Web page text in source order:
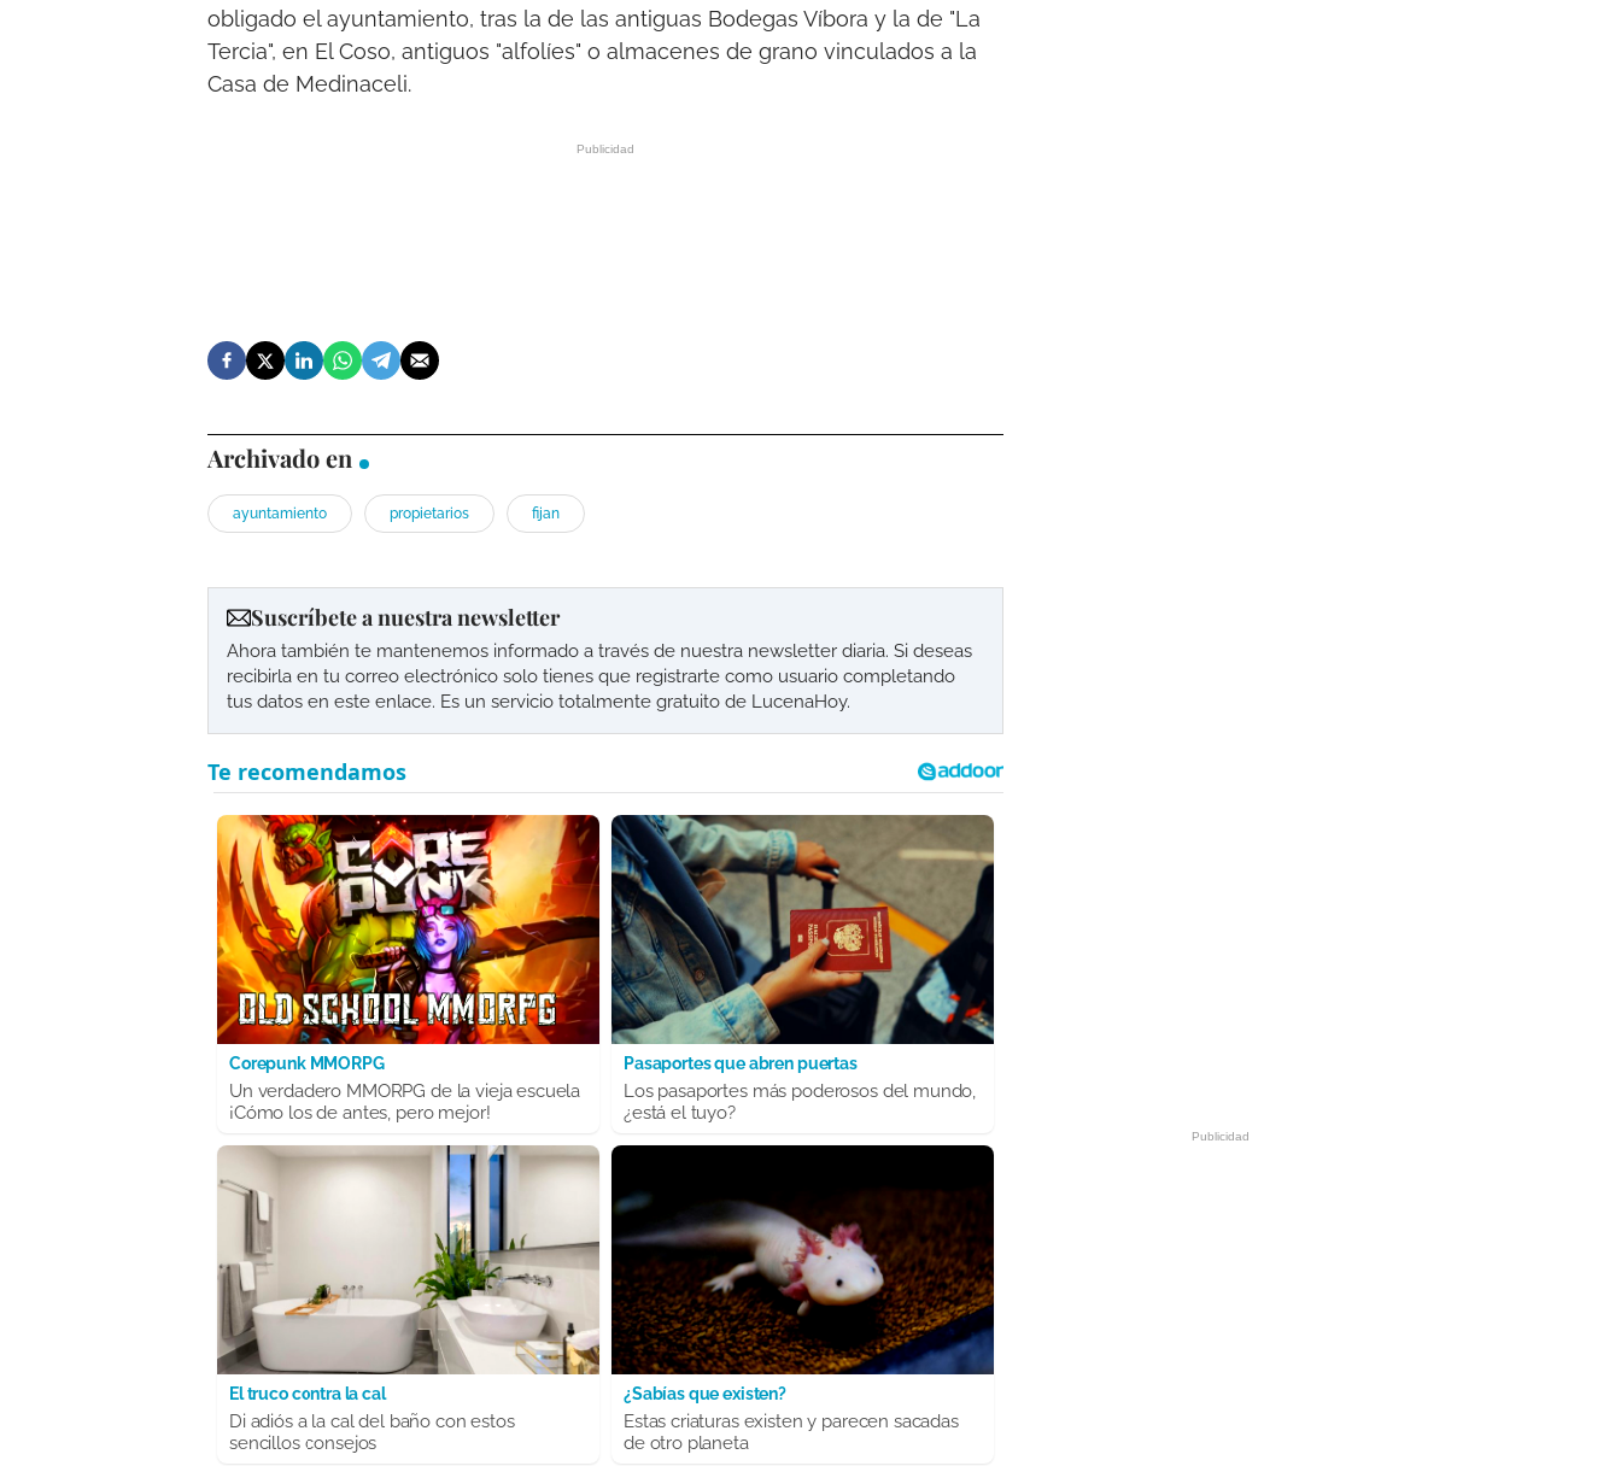
obligado el ayuntamiento, tras la de las antiguas Bodegas Víbora y la de "La
Tercia", en El Coso, antiguos "alfolíes" o almacenes de grano vinculados a la
Casa de Medinaceli.
Archivado en
ayuntamiento propietarios fijan
Suscríbete a nuestra newsletter
Ahora también te mantenemos informado a través de nuestra newsletter diaria. Si deseas
recibirla en tu correo electrónico solo tienes que registrarte como usuario completando
tus datos en este enlace. Es un servicio totalmente gratuito de LucenaHoy.
Corepunk MMORPG
Un verdadero MMORPG de la vieja escuela
¡Cómo los de antes, pero mejor!
Pasaportes que abren puertas
Los pasaportes más poderosos del mundo,
¿está el tuyo?
El truco contra la cal
Di adiós a la cal del baño con estos
sencillos consejos
¿Sabías que existen?
Estas criaturas existen y parecen sacadas
de otro planeta